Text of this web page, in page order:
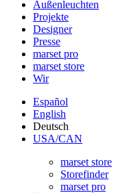
Außenleuchten
Projekte
Designer
Presse
marset pro
marset store
Wir
Español
English
Deutsch
USA/CAN
marset store
Storefinder
marset pro